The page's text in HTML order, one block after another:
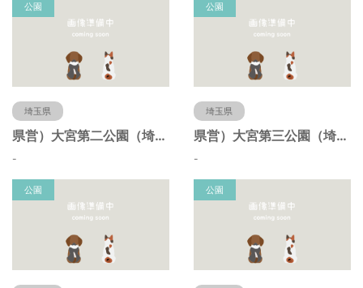
公園
埼玉県
県営）大宮第二公園（埼玉県さいたま市）
-
公園
埼玉県
県営）大宮第三公園（埼玉県さいたま市）
-
公園 公園